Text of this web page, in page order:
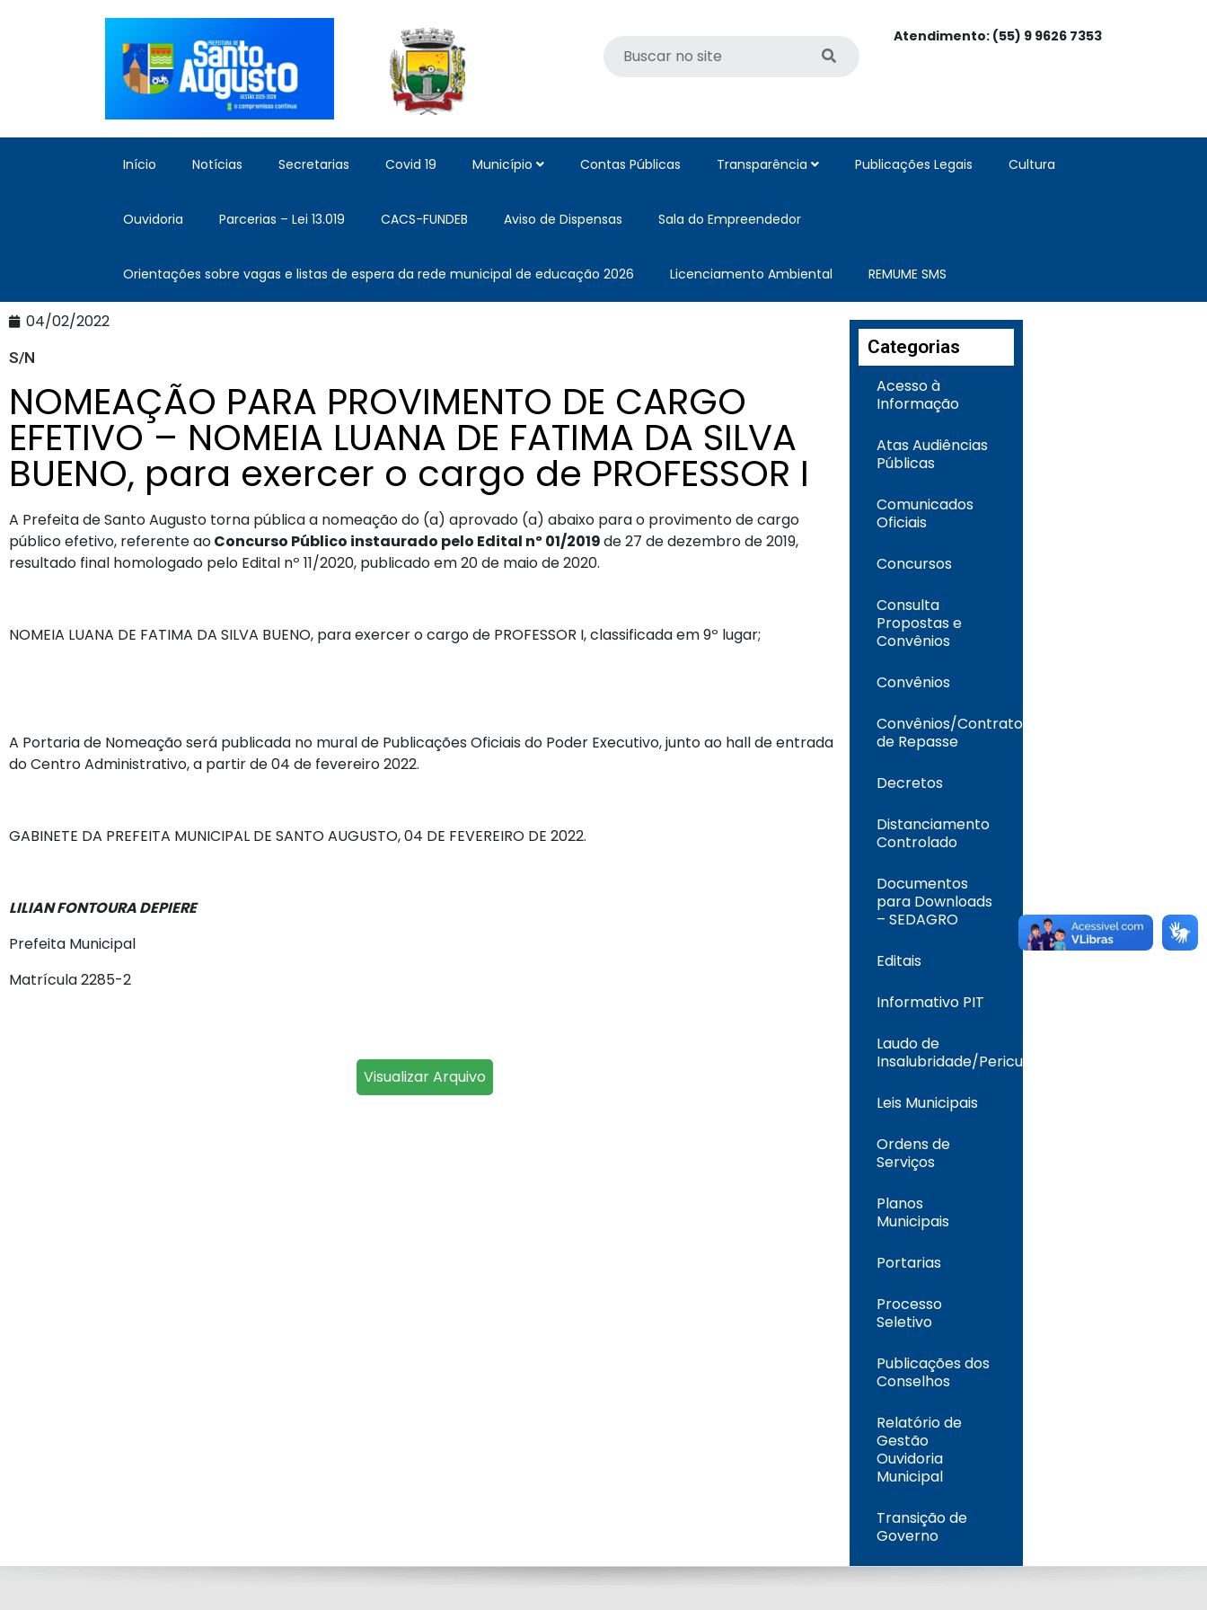
Atendimento: (55) 9 9626 7353
Início Notícias Secretarias Covid 19 Município Contas Públicas Transparência Publicações Legais Cultura
Ouvidoria Parcerias – Lei 13.019 CACS-FUNDEB Aviso de Dispensas Sala do Empreendedor
Orientações sobre vagas e listas de espera da rede municipal de educação 2026 Licenciamento Ambiental REMUME SMS
04/02/2022
S/N
NOMEAÇÃO PARA PROVIMENTO DE CARGO
EFETIVO – NOMEIA LUANA DE FATIMA DA SILVA
BUENO, para exercer o cargo de PROFESSOR I
A Prefeita de Santo Augusto torna pública a nomeação do (a) aprovado (a) abaixo para o provimento de cargo
público efetivo, referente aoConcurso Público instaurado pelo Edital nº 01/2019de 27 de dezembro de 2019,
resultado final homologado pelo Edital nº 11/2020, publicado em 20 de maio de 2020.
NOMEIA LUANA DE FATIMA DA SILVA BUENO, para exercer o cargo de PROFESSOR I, classificada em 9º lugar;
A Portaria de Nomeação será publicada no mural de Publicações Oficiais do Poder Executivo, junto ao hall de entrada
do Centro Administrativo, a partir de 04 de fevereiro 2022.
GABINETE DA PREFEITA MUNICIPAL DE SANTO AUGUSTO, 04 DE FEVEREIRO DE 2022.
LILIAN FONTOURA DEPIERE
Prefeita Municipal
Matrícula 2285-2
Visualizar Arquivo
Categorias
Acesso à
Informação
Atas Audiências
Públicas
Comunicados
Oficiais
Concursos
Consulta
Propostas e
Convênios
Convênios
Convênios/Contrato
de Repasse
Decretos
Distanciamento
Controlado
Documentos
para Downloads
– SEDAGRO
Editais
Informativo PIT
Laudo de
Insalubridade/Periculosidade
Leis Municipais
Ordens de
Serviços
Planos
Municipais
Portarias
Processo
Seletivo
Publicações dos
Conselhos
Relatório de
Gestão
Ouvidoria
Municipal
Transição de
Governo